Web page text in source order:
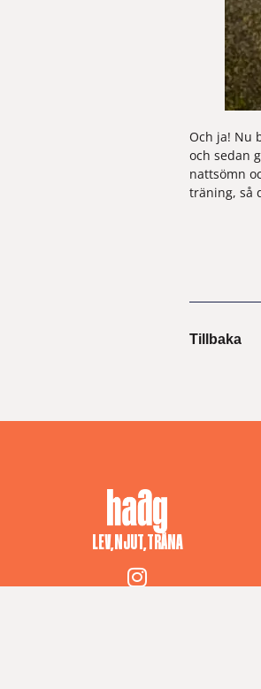
Och ja! Nu
och sedan
nattsömn
träning, så
Tillbaka
LEV, NJUT, TRÄNA